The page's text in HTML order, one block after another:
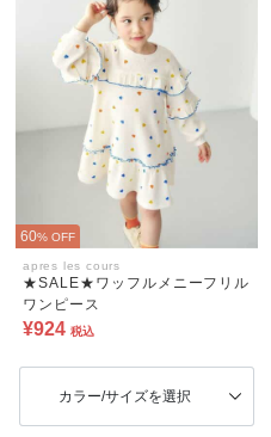
60% OFF
apres les cours
★SALE★ワッフルメニーフリル
ワンピース
¥924 税込
カラー/サイズを選択